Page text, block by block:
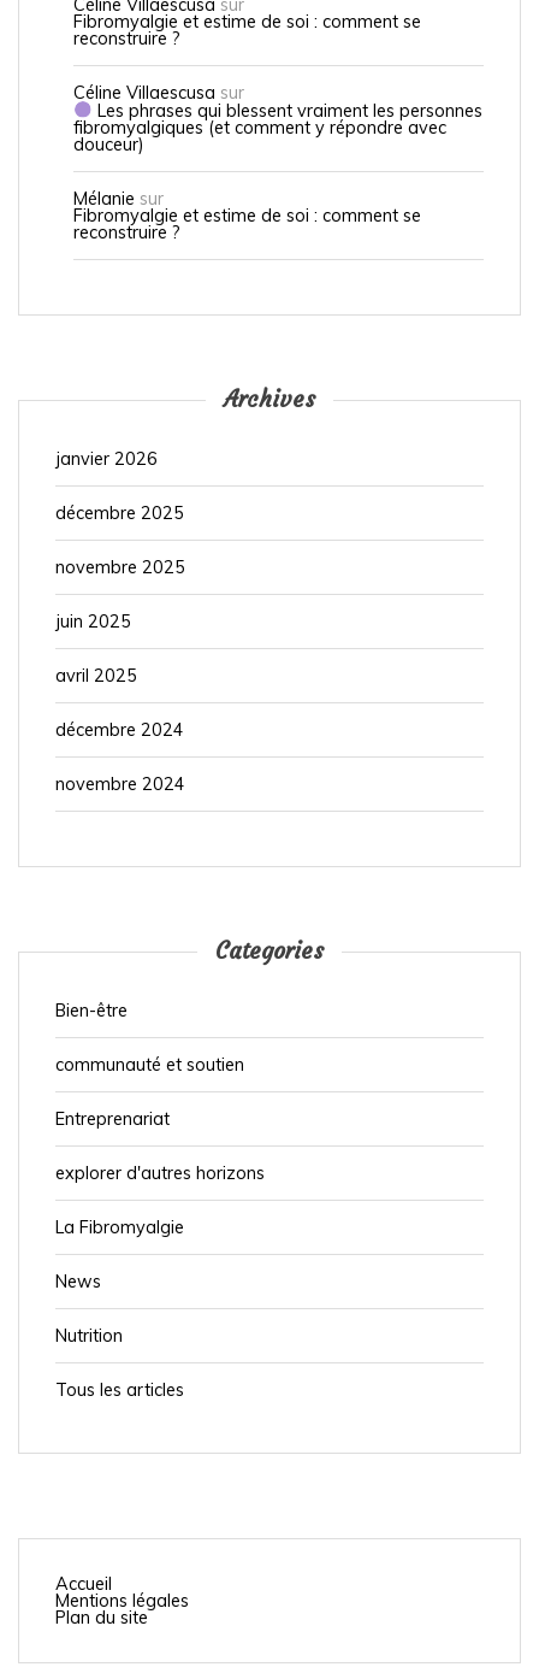
Céline Villaescusa sur
Fibromyalgie et estime de soi : comment se
reconstruire ?
Céline Villaescusa sur
Les phrases qui blessent vraiment les personnes
fibromyalgiques (et comment y répondre avec
douceur)
Mélanie sur
Fibromyalgie et estime de soi : comment se
reconstruire ?
Archives
janvier 2026
décembre 2025
novembre 2025
juin 2025
avril 2025
décembre 2024
novembre 2024
Categories
Bien-être
communauté et soutien
Entreprenariat
explorer d'autres horizons
La Fibromyalgie
News
Nutrition
Tous les articles
Accueil
Mentions légales
Plan du site